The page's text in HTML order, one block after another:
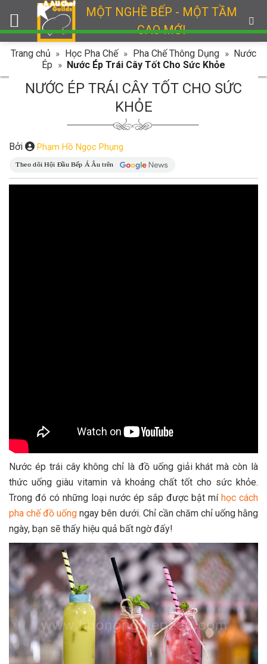
content
MỘT NGHỀ BẾP - MỘT TẦM
CAO MỚI
Trang chủ » Học Pha Chế » Pha Chế Thông Dụng » Nước
Ép » Nước Ép Trái Cây Tốt Cho Sức Khỏe
NƯỚC ÉP TRÁI CÂY TỐT CHO SỨC
KHỎE
Bởi Phạm Hồ Ngọc Phụng
Nước ép trái cây không chỉ là đồ uống giải khát mà còn là
thức uống giàu vitamin và khoáng chất tốt cho sức khỏe.
Trong đó có những loại nước ép sắp được bật mí học cách
pha chế đồ uống ngay bên dưới. Chỉ cần chăm chỉ uống hằng
ngày, bạn sẽ thấy hiệu quả bất ngờ đấy!